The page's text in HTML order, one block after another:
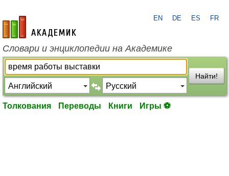
academic.ru
EN DE ES FR
Словари и энциклопедии на Академике
Найти!
Толкования Переводы Книги Игры ⚽